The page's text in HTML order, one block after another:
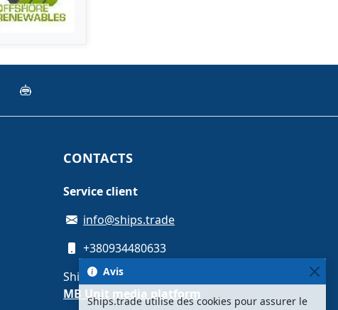
CONTACTS
Service client
info@ships.trade
+380934480633
Ships.trade is operated by
MB Unit media platform
Avis
Ships.trade utilise des cookies pour assurer le